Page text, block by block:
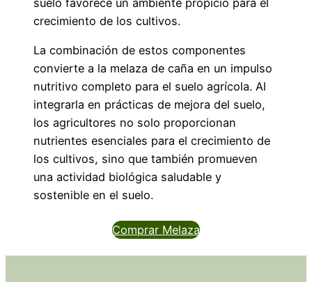
crecimiento de los cultivos.
La combinación de estos componentes
convierte a la melaza de caña en un impulso
nutritivo completo para el suelo agrícola. Al
integrarla en prácticas de mejora del suelo,
los agricultores no solo proporcionan
nutrientes esenciales para el crecimiento de
los cultivos, sino que también promueven
una actividad biológica saludable y
sostenible en el suelo.
Comprar Melaza